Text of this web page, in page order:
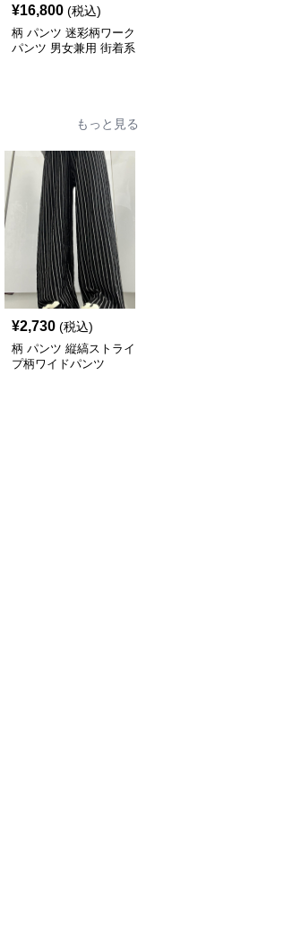
¥16,800 (税込)
柄 パンツ 迷彩柄ワーク
パンツ 男女兼用 街着系
もっと見る
¥2,730 (税込)
柄 パンツ 縦縞ストライ
プ柄ワイドパンツ